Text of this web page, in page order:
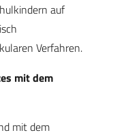
auf
Verfahren.
mit dem
mit dem